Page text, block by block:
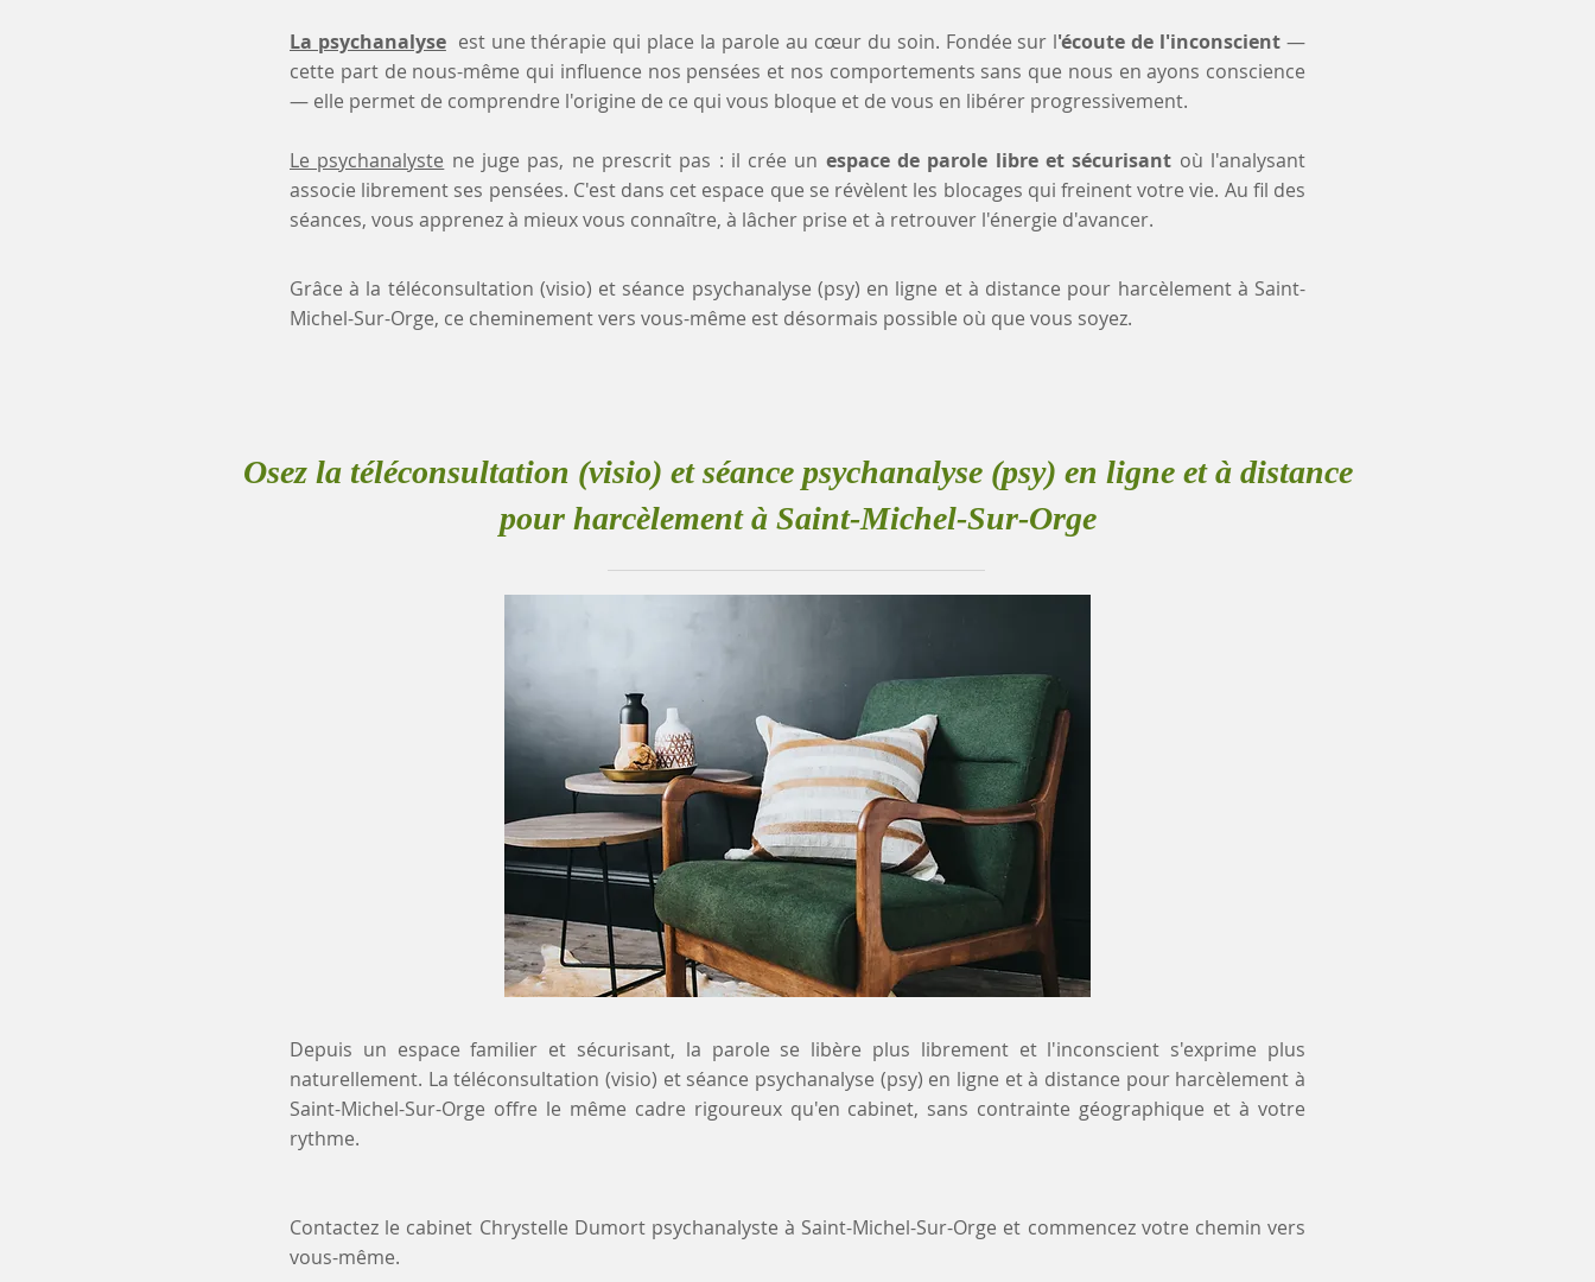
La psychanalyse est une thérapie qui place la parole au cœur du soin. Fondée sur l'écoute de l'inconscient—
cette part de nous-même qui influence nos pensées et nos comportements sans que nous en ayons conscience
— elle permet de comprendre l'origine de ce qui vous bloque et de vous en libérer progressivement.
Le psychanalyste ne juge pas, ne prescrit pas : il crée un espace de parole libre et sécurisant où l'analysant
associe librement ses pensées. C'est dans cet espace que se révèlent les blocages qui freinent votre vie. Au fil des
séances, vous apprenez à mieux vous connaître, à lâcher prise et à retrouver l'énergie d'avancer.
Grâce à la téléconsultation (visio) et séance psychanalyse (psy) en ligne et à distance pour harcèlement à Saint-
Michel-Sur-Orge, ce cheminement vers vous-même est désormais possible où que vous soyez.
Osez la téléconsultation (visio) et séance psychanalyse (psy) en ligne et à distance
pour harcèlement à Saint-Michel-Sur-Orge
Depuis un espace familier et sécurisant, la parole se libère plus librement et l'inconscient s'exprime plus
naturellement. La téléconsultation (visio) et séance psychanalyse (psy) en ligne et à distance pour harcèlement à
Saint-Michel-Sur-Orge offre le même cadre rigoureux qu'en cabinet, sans contrainte géographique et à votre
rythme.
Contactez le cabinet Chrystelle Dumort psychanalyste à Saint-Michel-Sur-Orge et commencez votre chemin vers
vous-même.